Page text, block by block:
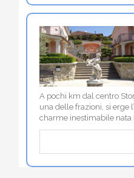
A pochi km dal centro
una delle frazioni, si erge
charme inestimabile nata